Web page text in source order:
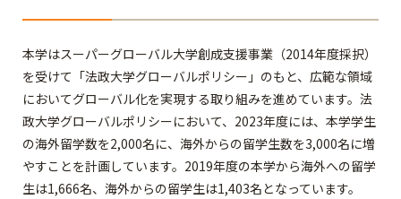
本学はスーパーグローバル大学創成支援事業（2014年度採択）
を受けて「法政大学グローバルポリシー」のもと、広範な領域
においてグローバル化を実現する取り組みを進めています。法
政大学グローバルポリシーにおいて、2023年度には、本学学生
の海外留学数を2,000名に、海外からの留学生数を3,000名に増
やすことを計画しています。2019年度の本学から海外への留学
生は1,666名、海外からの留学生は1,403名となっています。